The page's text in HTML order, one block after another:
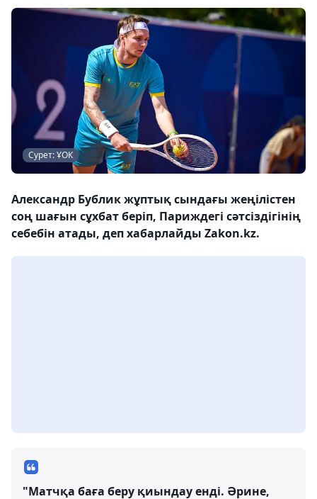
Сурет: ҰОК
Александр Бублик жұптық сындағы жеңілістен
соң шағын сұхбат беріп, Париждегі сәтсіздігінің
себебін атады, деп хабарлайды Zakon.kz.
"Матчқа баға беру қиындау енді. Әрине,